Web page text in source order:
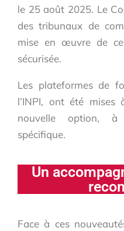
le 25 août 2025. Le
des tribunaux de
mise en œuvre de
sécurisée.
Les plateformes de
l’INPI, ont été
nouvelle option, à
spécifique.
Un
Face à ces